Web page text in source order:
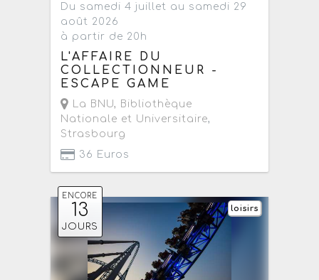
Du samedi 4 juillet au samedi 29
août 2026
à partir de 20h
L'AFFAIRE DU
COLLECTIONNEUR -
ESCAPE GAME
La BNU, Bibliothèque
Nationale et Universitaire,
Strasbourg
36 Euros
ENCORE
13
JOURS
loisirs